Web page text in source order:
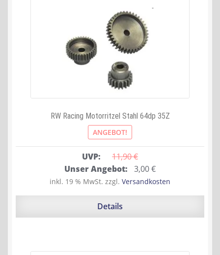
RW Racing Motorritzel Stahl 64dp 35Z
ANGEBOT!
UVP: 11,90 €
Ursprünglicher
Preis
war:
Unser Angebot: 3,00€Aktueller
Preis
ist:
inkl. 19 % MwSt. zzgl. Versandkosten
Details